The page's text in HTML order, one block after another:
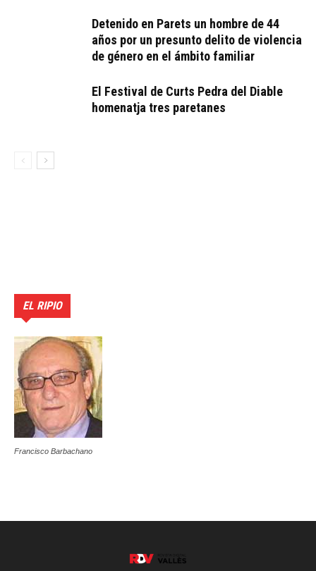
Detenido en Parets un hombre de 44
años por un presunto delito de violencia
de género en el ámbito familiar
El Festival de Curts Pedra del Diable
homenatja tres paretanes
EL RIPIO
Francisco Barbachano